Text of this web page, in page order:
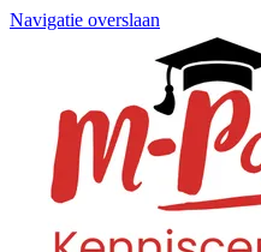
Navigatie overslaan